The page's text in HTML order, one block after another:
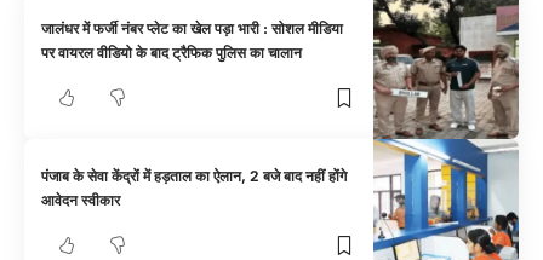
जालंधर में फर्जी नंबर प्लेट का खेल पड़ा भारी : सोशल मीडिया
पर वायरल वीडियो के बाद ट्रैफिक पुलिस का चालान
पंजाब के सेवा केंद्रों में हड़ताल का ऐलान, 2 बजे बाद नहीं होंगे
आवेदन स्वीकार